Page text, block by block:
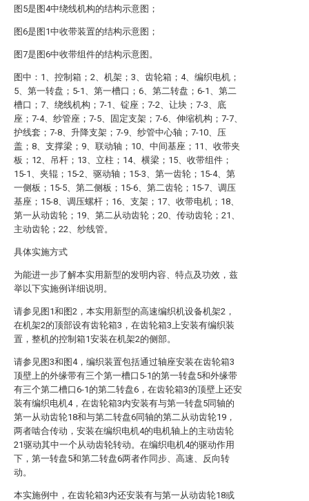
图5是图4中绕线机构的结构示意图；
图6是图1中收带装置的结构示意图；
图7是图6中收带组件的结构示意图。
图中：1、控制箱；2、机架；3、齿轮箱；4、编织电机；
5、第一转盘；5-1、第一槽口；6、第二转盘；6-1、第二
槽口；7、绕线机构；7-1、锭座；7-2、让块；7-3、底
座；7-4、纱管座；7-5、固定支架；7-6、伸缩机构；7-7、
护线套；7-8、升降支架；7-9、纱管中心轴；7-10、压
盖；8、支撑梁；9、联动轴；10、中间基座；11、收带夹
板；12、吊杆；13、立柱；14、横梁；15、收带组件；
15-1、夹辊；15-2、驱动轴；15-3、第一齿轮；15-4、第
一侧板；15-5、第二侧板；15-6、第二齿轮；15-7、调压
基座；15-8、调压螺杆；16、支架；17、收带电机；18、
第一从动齿轮；19、第二从动齿轮；20、传动齿轮；21、
主动齿轮；22、纱线管。
具体实施方式
为能进一步了解本实用新型的发明内容、特点及功效，兹
举以下实施例详细说明。
请参见图1和图2，本实用新型的高速编织机设备机架2，
在机架2的顶部设有齿轮箱3，在齿轮箱3上安装有编织装
置，整机的控制箱1安装在机架2的侧部。
请参见图3和图4，编织装置包括通过轴座安装在齿轮箱3
顶壁上的外缘带有三个第一槽口5-1的第一转盘5和外缘带
有三个第二槽口6-1的第二转盘6，在齿轮箱3的顶壁上还安
装有编织电机4，在齿轮箱3内安装有与第一转盘5同轴的
第一从动齿轮18和与第二转盘6同轴的第二从动齿轮19，
两者啮合传动，安装在编织电机4的电机轴上的主动齿轮
21驱动其中一个从动齿轮转动。在编织电机4的驱动作用
下，第一转盘5和第二转盘6两者作同步、高速、反向转
动。
本实施例中，在齿轮箱3内还安装有与第一从动齿轮18或